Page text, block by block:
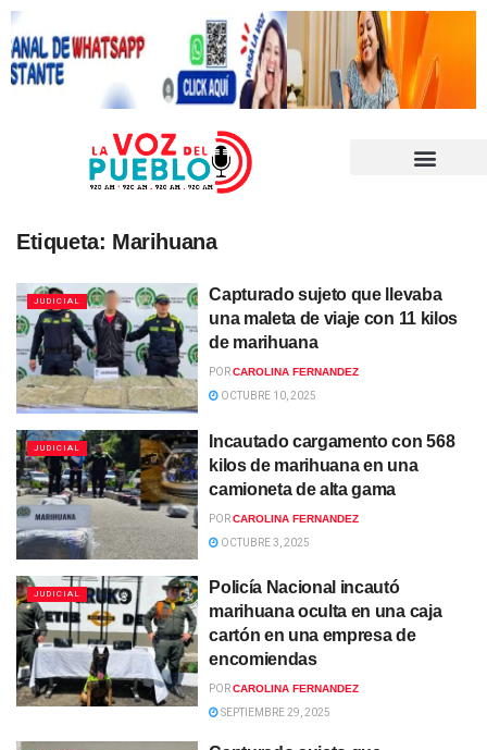
Etiqueta: Marihuana
JUDICIAL
Capturado sujeto que llevaba
una maleta de viaje con 11 kilos
de marihuana
PORCAROLINA FERNANDEZ
OCTUBRE 10, 2025
JUDICIAL
Incautado cargamento con 568
kilos de marihuana en una
camioneta de alta gama
PORCAROLINA FERNANDEZ
OCTUBRE 3, 2025
JUDICIAL
Policía Nacional incautó
marihuana oculta en una caja
cartón en una empresa de
encomiendas
PORCAROLINA FERNANDEZ
SEPTIEMBRE 29, 2025